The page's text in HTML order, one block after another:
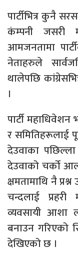
पार्टीभित्र कुनै
कंम्पनी जसरी
आमजनतामा
नेताहरुले
थालेपछि
।
पार्टी
र समितिहरूलाई
देउवाका
देउवाको चर्को
क्षमतामाथि नै
चन्दलाई प्रहरी
व्यवसायी आशा
बनाउन गरिएको
देखिएको छ ।